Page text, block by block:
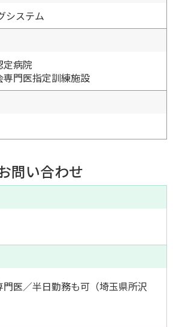
システム
定病院
門医指定訓練施設
問い合わせ
門医／半日勤務も可（埼玉県所沢